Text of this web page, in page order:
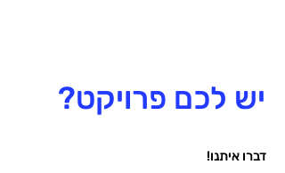
יש לכם פרויקט?
דברו איתנו!